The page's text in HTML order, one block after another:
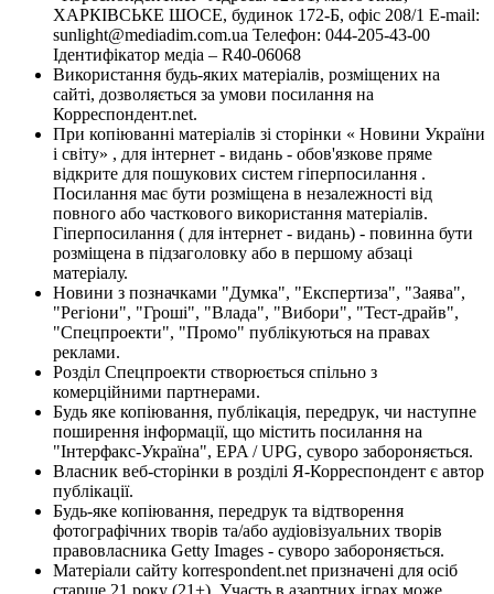
ХАРКІВСЬКЕ ШОСЕ, будинок 172-Б, офіс 208/1 E-mail:
sunlight@mediadim.com.ua Телефон: 044-205-43-00
Ідентифікатор медіа – R40-06068
Використання будь-яких матеріалів, розміщених на
сайті, дозволяється за умови посилання на
Корреспондент.net.
При копіюванні матеріалів зі сторінки « Новини України
і світу» , для інтернет - видань - обов'язкове пряме
відкрите для пошукових систем гіперпосилання .
Посилання має бути розміщена в незалежності від
повного або часткового використання матеріалів.
Гіперпосилання ( для інтернет - видань) - повинна бути
розміщена в підзаголовку або в першому абзаці
матеріалу.
Новини з позначками "Думка", "Експертиза", "Заява",
"Регіони", "Гроші", "Влада", "Вибори", "Тест-драйв",
"Спецпроекти", "Промо" публікуються на правах
реклами.
Розділ Спецпроекти створюється спільно з
комерційними партнерами.
Будь яке копіювання, публікація, передрук, чи наступне
поширення інформації, що містить посилання на
"Інтерфакс-Україна", EPA / UPG, суворо забороняється.
Власник веб-сторінки в розділі Я-Корреспондент є автор
публікації.
Будь-яке копіювання, передрук та відтворення
фотографічних творів та/або аудіовізуальних творів
правовласника Getty Images - суворо забороняється.
Матеріали сайту korrespondent.net призначені для осіб